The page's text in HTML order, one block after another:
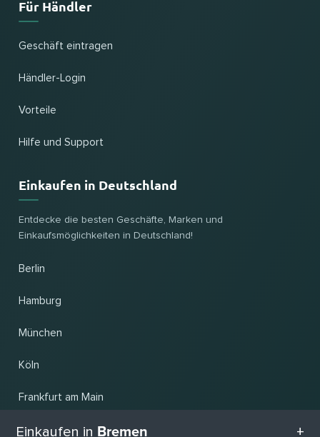
Für Händler
Geschäft eintragen
Händler-Login
Vorteile
Hilfe und Support
Einkaufen in Deutschland
Entdecke die besten Geschäfte, Marken und
Einkaufsmöglichkeiten in Deutschland!
Berlin
Hamburg
München
Köln
Frankfurt am Main
Hannover
Einkaufen in Bremen